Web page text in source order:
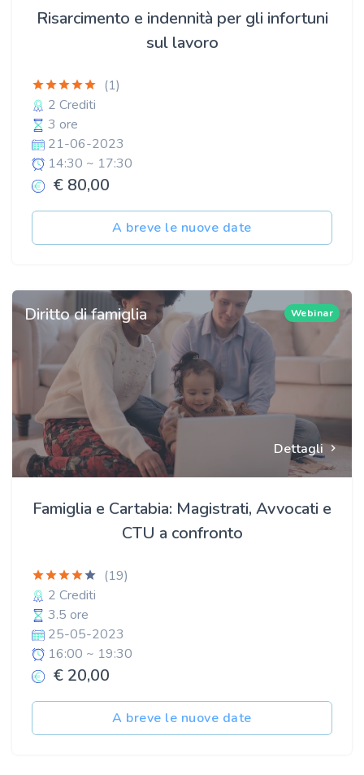
Risarcimento e indennità per gli infortuni
sul lavoro
(1)
2 Crediti
3 ore
21-06-2023
14:30 ~ 17:30
€ 80,00
A breve le nuove date
Dettagli
Diritto di famiglia Webinar
Famiglia e Cartabia: Magistrati, Avvocati e
CTU a confronto
(19)
2 Crediti
3.5 ore
25-05-2023
16:00 ~ 19:30
€ 20,00
A breve le nuove date